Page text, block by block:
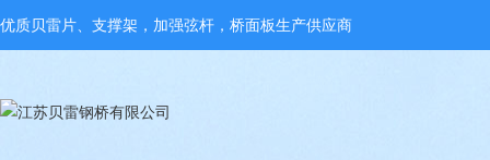
优质贝雷片、支撑架，加强弦杆，桥面板生产供应商